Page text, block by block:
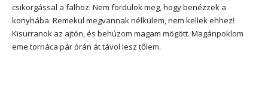
csikorgással a falhoz. Nem fordulok meg, hogy benézzek a
konyhába. Remekül megvannak nélkülem, nem kellek ehhez!
Kisurranok az ajtón, és behúzom magam mögött. Magánpoklom
eme tornáca pár órán át távol lesz tőlem.